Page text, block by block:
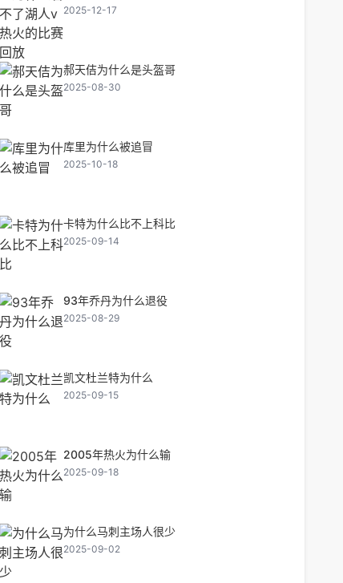
2025-12-17
郝天佶为什么是头盔哥
2025-08-30
库里为什么被追冒
2025-10-18
卡特为什么比不上科比
2025-09-14
93年乔丹为什么退役
2025-08-29
凯文杜兰特为什么
2025-09-15
2005年热火为什么输
2025-09-18
为什么马刺主场人很少
2025-09-02